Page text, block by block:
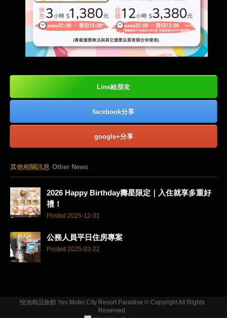
Line給朋友
facebook分享
google+分享
其他相關訊息 Other News
2026 Happy Birthday壽星限定｜入住就享多重好
禮！
Posted 2025-12-31
公務人員平日住房專案
Posted 2025-03-22
悅池精品旅館 Yes Motel City Resort Paradise © Copyright All Rights
Reserved.